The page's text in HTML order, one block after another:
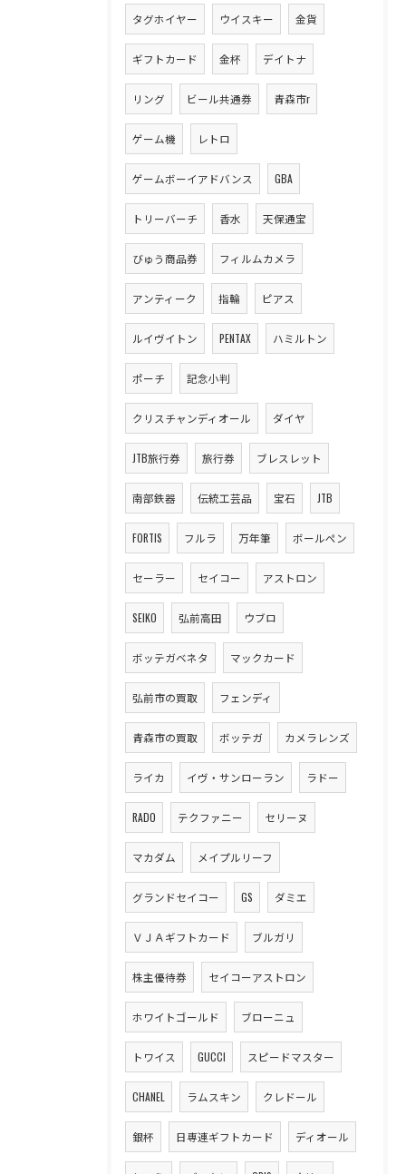
タグホイヤー ウイスキー 金貨
ギフトカード 金杯 デイトナ
リング ビール共通券 青森市r
ゲーム機 レトロ
ゲームボーイアドバンス GBA
トリーバーチ 香水 天保通宝
びゅう商品券 フィルムカメラ
アンティーク 指輪 ピアス
ルイヴイトン PENTAX ハミルトン
ポーチ 記念小判
クリスチャンディオール ダイヤ
JTB旅行券 旅行券 ブレスレット
南部鉄器 伝統工芸品 宝石 JTB
FORTIS フルラ 万年筆 ボールペン
セーラー セイコー アストロン
SEIKO 弘前高田 ウブロ
ボッテガベネタ マックカード
弘前市の買取 フェンディ
青森市の買取 ボッテガ カメラレンズ
ライカ イヴ・サンローラン ラドー
RADO テクファニー セリーヌ
マカダム メイプルリーフ
グランドセイコー GS ダミエ
ＶＪＡギフトカード ブルガリ
株主優待券 セイコーアストロン
ホワイトゴールド ブローニュ
トワイス GUCCI スピードマスター
CHANEL ラムスキン クレドール
銀杯 日専連ギフトカード ディオール